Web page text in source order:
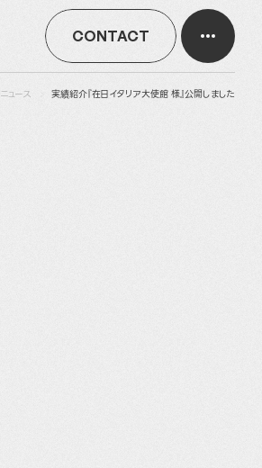
CONTACT
ニュース 実績紹介『在日イタリア大使館 様』公開しました